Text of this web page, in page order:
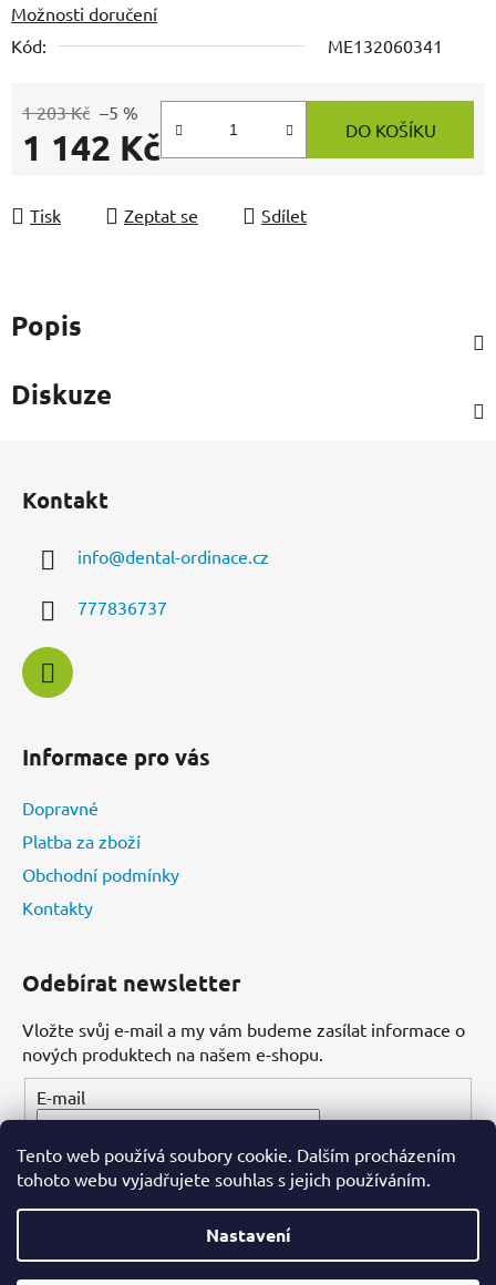
Tento web používá soubory cookie. Dalším procházením
tohoto webu vyjadřujete souhlas s jejich používáním.
Nastavení
Možnosti doručení
Kód:
ME132060341
1 203 Kč –5 %
1 142 Kč DO KOŠÍKU
Tisk Zeptat se Sdílet
Popis
Diskuze
Kontakt
info@dental-ordinace.cz
777836737
Informace pro vás
Dopravné
Platba za zboží
Obchodní podmínky
Kontakty
Odebírat newsletter
Vložte svůj e-mail a my vám budeme zasílat informace o
nových produktech na našem e-shopu.
E-mail
PŘIHLÁSIT SE